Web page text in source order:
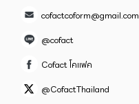
cofactcoform@gmail.com
@cofact
Cofact โคแฟค
@CofactThailand